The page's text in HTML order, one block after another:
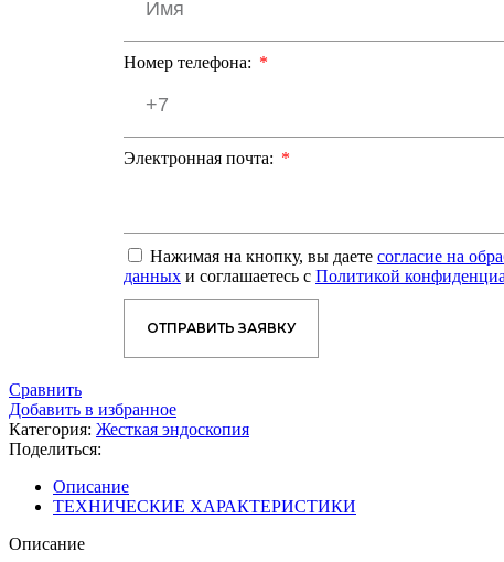
Номер телефона:
Электронная почта:
Нажимая на кнопку, вы даете согласие на
данных и соглашаетесь с Политикой
ОТПРАВИТЬ ЗАЯВКУ
Сравнить
Добавить в избранное
Категория: Жесткая эндоскопия
Поделиться:
Описание
ТЕХНИЧЕСКИЕ ХАРАКТЕРИСТИКИ
Описание